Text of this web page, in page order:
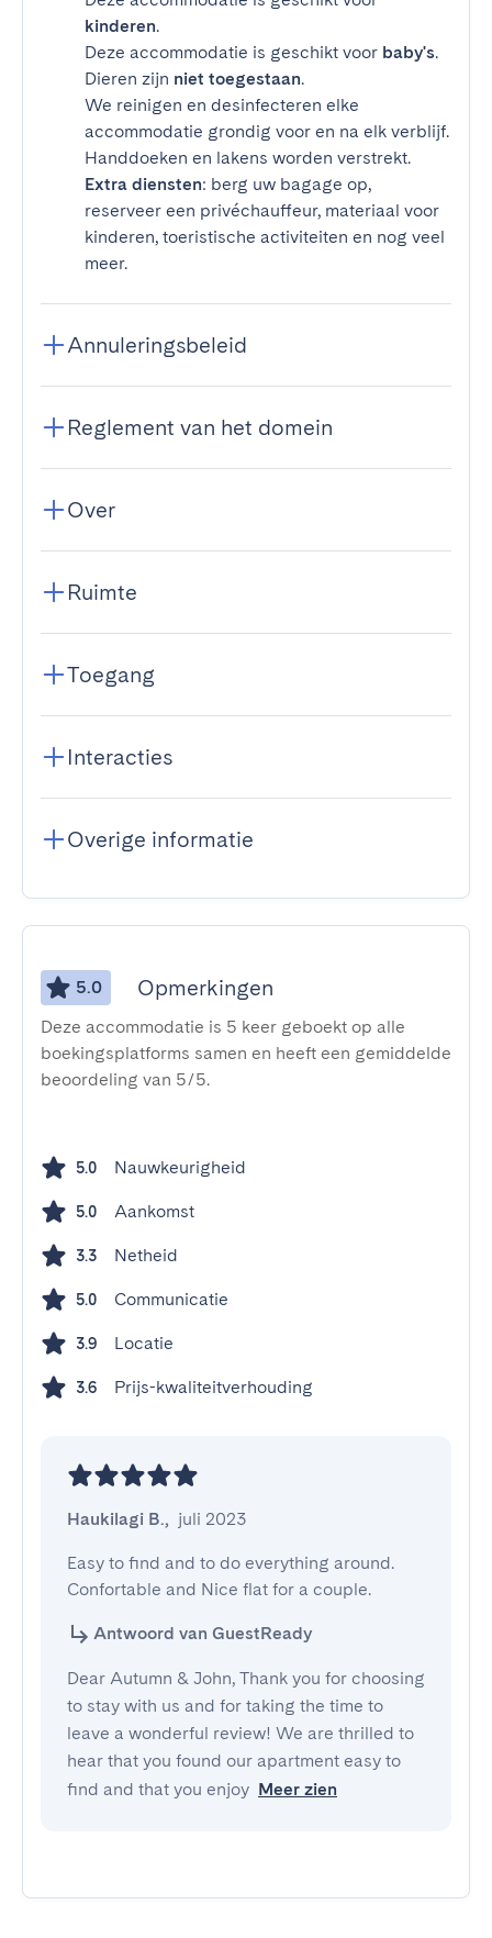
kinderen.
Deze accommodatie is geschikt voor baby's.
Dieren zijn niet toegestaan.
We reinigen en desinfecteren elke
accommodatie grondig voor en na elk verblijf.
Handdoeken en lakens worden verstrekt.
Extra diensten: berg uw bagage op,
reserveer een privéchauffeur, materiaal voor
kinderen, toeristische activiteiten en nog veel
meer.
Annuleringsbeleid
Reglement van het domein
Over
Ruimte
Toegang
Interacties
Overige informatie
5.0 Opmerkingen
Deze accommodatie is 5 keer geboekt op alle
boekingsplatforms samen en heeft een gemiddelde
beoordeling van 5/5.
5.0 Nauwkeurigheid
5.0 Aankomst
3.3 Netheid
5.0 Communicatie
3.9 Locatie
3.6 Prijs-kwaliteitverhouding
Haukilagi B., juli 2023
Easy to find and to do everything around.
Confortable and Nice flat for a couple.
Antwoord van GuestReady
Dear Autumn & John, Thank you for choosing
to stay with us and for taking the time to
leave a wonderful review! We are thrilled to
hear that you found our apartment easy to
find and that you enjoy Meer zien